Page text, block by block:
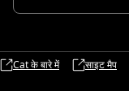
Cat के बारे में साइट मैप